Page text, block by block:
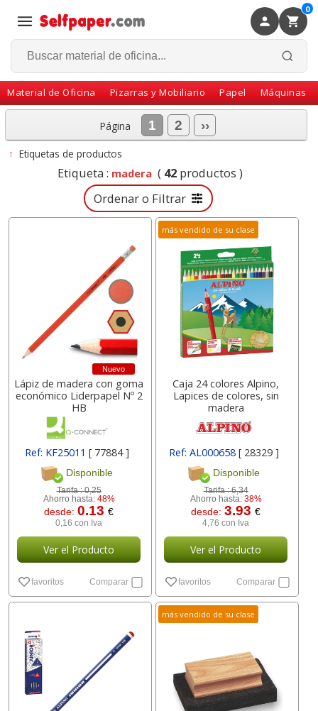
0
Material de Oficina Pizarras y Mobiliario Papel Máquinas
Volver
Página 1 2 ››
↑Etiquetas de productos
Etiqueta : madera ( 42productos )
Ordenar o Filtrar
Nuevo
Lápiz de madera con goma
económico Liderpapel Nº 2
HB
Ref: KF25011 [ 77884 ]
Disponible
Tarifa :0,25
Ahorro hasta: 48%
desde:0.13€
0,16 con Iva
Ver el Producto
favoritos Comparar
más vendido de su clase
Caja 24 colores Alpino,
Lapices de colores, sin
madera
Ref: AL000658 [ 28329 ]
Disponible
Tarifa :6,34
Ahorro hasta: 38%
desde:3.93€
4,76 con Iva
Ver el Producto
favoritos Comparar
más vendido de su clase